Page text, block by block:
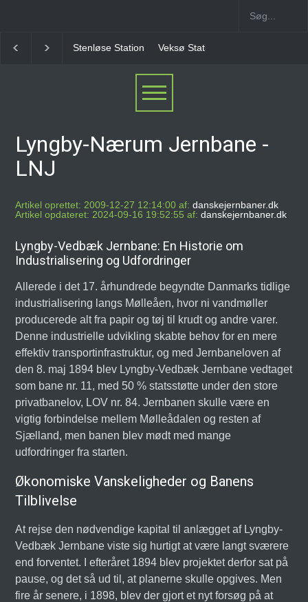
Stenløse Station Veksø Station Måløv Station
Lyngby-Nærum Jernbane -
LNJ
Artikel oprettet: 2009-12-27 12:14:00 af: danskejernbaner.dk
Artikel opdateret: 2024-09-16 19:52:55 af: danskejernbaner.dk
Lyngby-Vedbæk Jernbane: En Historie om
Industrialisering og Udfordringer
Allerede i det 17. århundrede begyndte Danmarks tidlige
industrialisering langs Mølleåen, hvor ni vandmøller
producerede alt fra papir og tøj til krudt og andre varer.
Denne industrielle udvikling skabte behov for en mere
effektiv transportinfrastruktur, og med Jernbaneloven af
den 8. maj 1894 blev Lyngby-Vedbæk Jernbane vedtaget
som bane nr. 11, med 50 % statsstøtte under den store
privatbanelov, LOV nr. 84. Jernbanen skulle være en
vigtig forbindelse mellem Mølleådalen og resten af
Sjælland, men banen blev mødt med mange
udfordringer fra starten.
Økonomiske Vanskeligheder og Banens
Tilblivelse
At rejse den nødvendige kapital til anlægget af Lyngby-
Vedbæk Jernbane viste sig hurtigt at være langt sværere
end forventet. I efteråret 1894 blev projektet derfor sat på
pause, og det så ud til, at planerne skulle opgives. Men
fire år senere, i 1898, blev der gjort et nyt forsøg på at